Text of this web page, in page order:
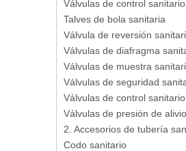
Válvulas de control sanitario
Talves de bola sanitaria
Válvula de reversión
Válvulas de diafragma
Válvulas de muestra
Válvulas de seguridad
Válvulas de control sanitario
Válvulas de presión de
2. Accesorios de tubería
Codo sanitario